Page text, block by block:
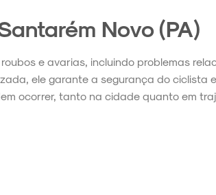
Novo (PA)
e avarias, incluindo problemas
ele garante a segurança do ciclista e
ocorrer, tanto na cidade quanto em